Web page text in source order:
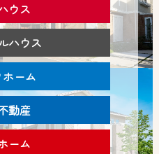
ウス
ハウス
ホーム
動産
ーム